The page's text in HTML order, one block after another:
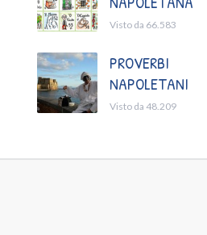
Visto da 66.583
PROVERBI
NAPOLETANI
Visto da 48.209